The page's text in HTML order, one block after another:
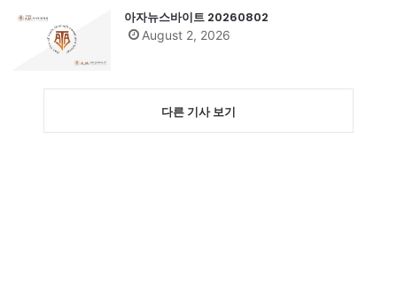
아자뉴스바이트 20260802
August 2, 2026
다른 기사 보기